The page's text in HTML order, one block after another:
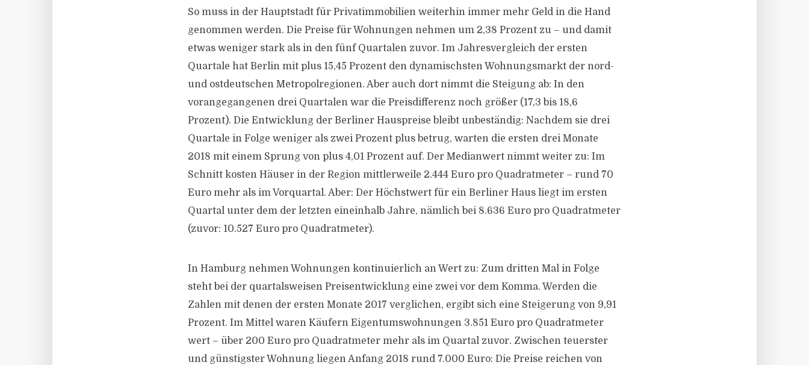
So muss in der Hauptstadt für Privatimmobilien weiterhin immer mehr Geld in die Hand
genommen werden. Die Preise für Wohnungen nehmen um 2,38 Prozent zu – und damit
etwas weniger stark als in den fünf Quartalen zuvor. Im Jahresvergleich der ersten
Quartale hat Berlin mit plus 15,45 Prozent den dynamischsten Wohnungsmarkt der nord-
und ostdeutschen Metropolregionen. Aber auch dort nimmt die Steigung ab: In den
vorangegangenen drei Quartalen war die Preisdifferenz noch größer (17,3 bis 18,6
Prozent). Die Entwicklung der Berliner Hauspreise bleibt unbeständig: Nachdem sie drei
Quartale in Folge weniger als zwei Prozent plus betrug, warten die ersten drei Monate
2018 mit einem Sprung von plus 4,01 Prozent auf. Der Medianwert nimmt weiter zu: Im
Schnitt kosten Häuser in der Region mittlerweile 2.444 Euro pro Quadratmeter – rund 70
Euro mehr als im Vorquartal. Aber: Der Höchstwert für ein Berliner Haus liegt im ersten
Quartal unter dem der letzten eineinhalb Jahre, nämlich bei 8.636 Euro pro Quadratmeter
(zuvor: 10.527 Euro pro Quadratmeter).
In Hamburg nehmen Wohnungen kontinuierlich an Wert zu: Zum dritten Mal in Folge
steht bei der quartalsweisen Preisentwicklung eine zwei vor dem Komma. Werden die
Zahlen mit denen der ersten Monate 2017 verglichen, ergibt sich eine Steigerung von 9,91
Prozent. Im Mittel waren Käufern Eigentumswohnungen 3.851 Euro pro Quadratmeter
wert – über 200 Euro pro Quadratmeter mehr als im Quartal zuvor. Zwischen teuerster
und günstigster Wohnung liegen Anfang 2018 rund 7.000 Euro: Die Preise reichen von